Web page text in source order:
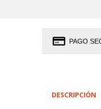
PAGO
DESCRIPCIÓN